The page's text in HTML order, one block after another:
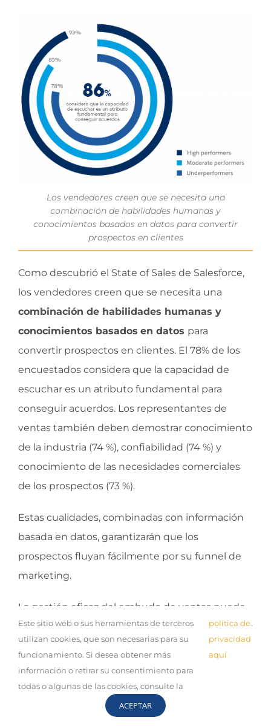
Los vendedores creen que se necesita una
combinación de habilidades humanas y
conocimientos basados ​​en datos para convertir
prospectos en clientes
Como descubrió el State of Sales de Salesforce,
los vendedores creen que se necesita una
combinación de habilidades humanas y
conocimientos basados en datos para
convertir prospectos en clientes. El 78% de los
encuestados considera que la capacidad de
escuchar es un atributo fundamental para
conseguir acuerdos. Los representantes de
ventas también deben demostrar conocimiento
de la industria (74 %), confiabilidad (74 %) y
conocimiento de las necesidades comerciales
de los prospectos (73 %).
Estas cualidades, combinadas con información
basada en datos, garantizarán que los
prospectos fluyan fácilmente por su funnel de
marketing.
La gestión eficaz del embudo de ventas puede
parecer difícil y engorrosa al inicio, pero
utilizando un CRM y manteniendo una
comunicación clara con su equipo de ventas,
propiciará ingresos constantes. Al dividir el
proceso de venta en pasos más pequeños,
Este sitio web o sus herramientas de terceros
utilizan cookies, que son necesarias para su
funcionamiento. Si desea obtener más
información o retirar su consentimiento para
todas o algunas de las cookies, consulte la
política de
privacidad
aquí
.
ACEPTAR